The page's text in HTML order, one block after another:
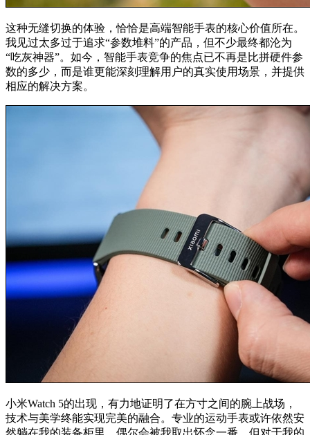
这种无缝切换的体验，恰恰是高端智能手表的核心价值所在。
我见过太多过于追求“参数堆料”的产品，但不少最终都沦为
“吃灰神器”。如今，智能手表竞争的焦点已不再是比拼硬件参
数的多少，而是谁更能深刻理解用户的真实使用场景，并提供
相应的解决方案。
小米Watch 5的出现，有力地证明了在方寸之间的腕上战场，
技术与美学终能实现完美的融合。专业的运动手表或许依然安
然躺在我的装备柜里，偶尔会被我取出怀念一番。但对于我的